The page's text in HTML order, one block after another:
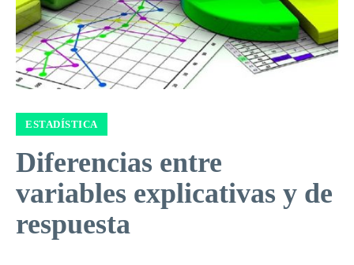
ESTADÍSTICA
Diferencias entre
variables explicativas y de
respuesta